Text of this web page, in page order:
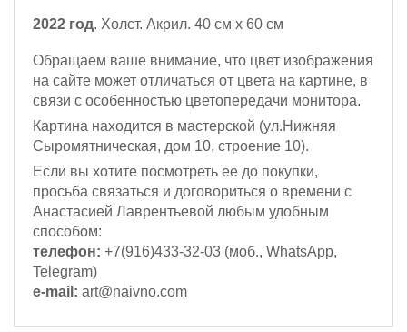
2022 год. Холст. Акрил. 40 см х 60 см
Обращаем ваше внимание, что цвет изображения
на сайте может отличаться от цвета на картине, в
связи с особенностью цветопередачи монитора.
Картина находится в мастерской (ул.Нижняя
Сыромятническая, дом 10, строение 10).
Если вы хотите посмотреть ее до покупки,
просьба связаться и договориться о времени с
Анастасией Лаврентьевой любым удобным
способом:
телефон: +7(916)433-32-03 (моб., WhatsApp,
Telegram)
e-mail: art@naivno.com